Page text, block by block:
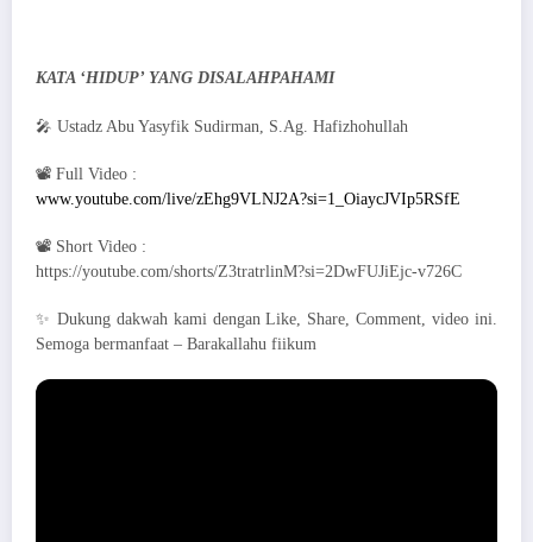
KATA ‘HIDUP’ YANG DISALAHPAHAMI
🎤 Ustadz Abu Yasyfik Sudirman, S.Ag. Hafizhohullah
📽 Full Video :
www.youtube.com/live/zEhg9VLNJ2A?si=1_OiaycJVIp5RSfE
📽 Short Video :
https://youtube.com/shorts/Z3tratrlinM?si=2DwFUJiEjc-v726C
✨ Dukung dakwah kami dengan Like, Share, Comment, video ini.
Semoga bermanfaat – Barakallahu fiikum